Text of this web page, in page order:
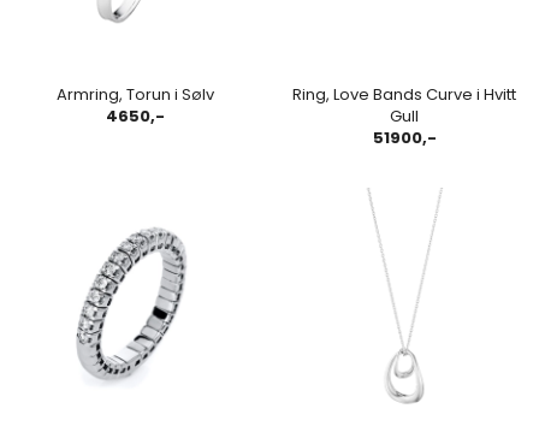
Armring, Torun i Sølv
4650,-
Ring, Love Bands Curve i Hvitt
Gull
51900,-